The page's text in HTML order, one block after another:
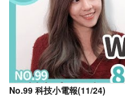
No.99 科技小電報(11/24)